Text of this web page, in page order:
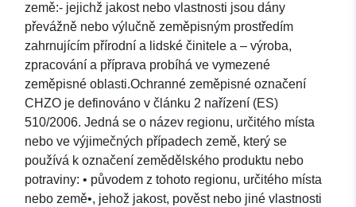
země:- jejichž jakost nebo vlastnosti jsou dány
převážně nebo výlučně zeměpisným prostředím
zahrnujícím přírodní a lidské činitele a – výroba,
zpracování a příprava probíhá ve vymezené
zeměpisné oblasti.Ochranné zeměpisné označení
CHZO je definováno v článku 2 nařízení (ES)
510/2006. Jedná se o název regionu, určitého místa
nebo ve výjimečných případech země, který se
používá k označení zemědělského produktu nebo
potraviny: • původem z tohoto regionu, určitého místa
nebo země•, jehož jakost, pověst nebo jiné vlastnosti